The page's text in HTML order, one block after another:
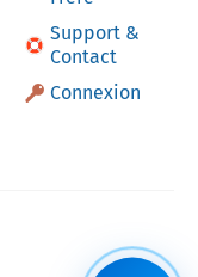
Support &
Contact
Connexion